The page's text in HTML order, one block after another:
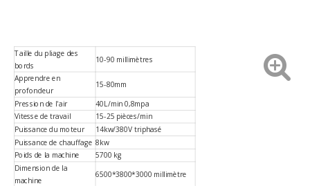
Taille du pliage des
bords
10-90 millimètres
Apprendre en
profondeur
15-80mm
Pression de l'air
40L/min 0,8mpa
Vitesse de travail
15-25 pièces/min
Puissance du moteur
14kw/380V triphasé
Puissance de chauffage 8kw
Poids de la machine
5700 kg
Dimension de la
machine
6500*3800*3000 millimètre